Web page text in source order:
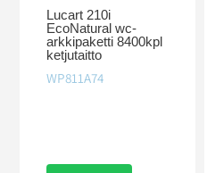
Lucart 210i
EcoNatural wc-
arkkipaketti 8400kpl
ketjutaitto
WP811A74